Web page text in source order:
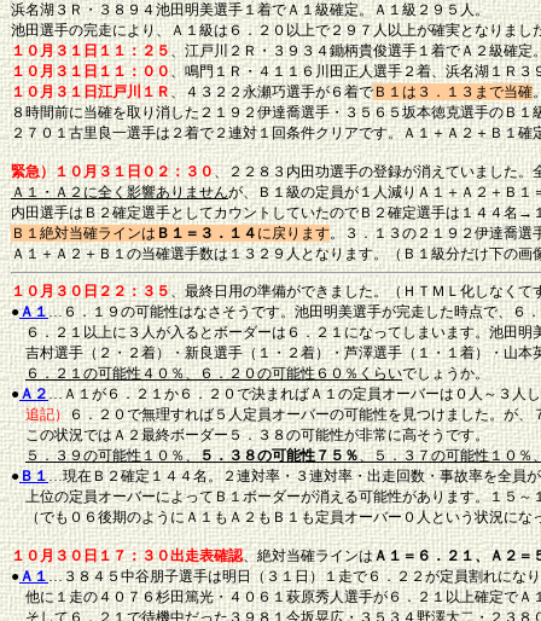
浜名湖３Ｒ・３８９４池田明美選手１着でＡ１級確定。Ａ１級２９５人。
池田選手の完走により、Ａ１級は６．２０以上で２９７人以上が確実となりま
１０月３１日１１：２５、江戸川２Ｒ・３９３４鋤柄貴俊選手１着でＡ２級確定
１０月３１日１１：００、鳴門１Ｒ・４１１６川田正人選手２着、浜名湖１Ｒ
１０月３１日江戸川１Ｒ、４３２２永瀬巧選手が６着で Ｂ１は３．１３まで当確
８時間前に当確を取り消した２１９２伊達喬選手・３５６５坂本徳克選手のＢ１
２７０１古里良一選手は２着で２連対１回条件クリアです。Ａ１＋Ａ２＋Ｂ１確
緊急）１０月３１日０２：３０、２２８３内田功選手の登録が消えていました
Ａ１・Ａ２に全く影響ありませんが、Ｂ１級の定員が１人減りＡ１＋Ａ２＋Ｂ１
内田選手はＢ２確定選手としてカウントしていたのでＢ２確定選手は１４４名→
Ｂ１絶対当確ラインは Ｂ１＝３．１４ に戻ります。３．１３の２１９２伊達喬選
Ａ１＋Ａ２＋Ｂ１の当確選手数は１３２９人となります。（Ｂ１級分だけ下の画
１０月３０日２２：３５、最終日用の準備ができました。（ＨＴＭＬ化しなく
●Ａ１…６．１９の可能性はなさそうです。池田明美選手が完走した時点で、６
６．２１以上に３人が入るとボーダーは６．２１になってしまいます。池田明
吉村選手（２・２着）・新良選手（１・２着）・芦澤選手（１・１着）・山本
６．２１の可能性４０％、６．２０の可能性６０％くらいでしょうか。
●Ａ２ …Ａ１が６．２１か６．２０で決まればＡ１の定員オーバーは０人～３人
追記）６．２０で無理すれば５人定員オーバーの可能性を見つけました。が
この状況ではＡ２最終ボーダー５．３８の可能性が非常に高そうです。
５．３９の可能性１０％、 ５．３８の可能性７５％、５．３７の可能性１０％
●Ｂ１…現在Ｂ２確定１４４名。２連対率・３連対率・出走回数・事故率を全員
上位の定員オーバーによってＢ１ボーダーが消える可能性があります。１５～
（でも０６後期のようにＡ１もＡ２もＢ１も定員オーバー０人という状況に
１０月３０日１７：３０出走表確認、絶対当確ラインはＡ１＝６．２１、Ａ２＝
●Ａ１ …３８４５中谷朋子選手は明日（３１日）１走で６．２２が定員割れにな
他に１走の４０７６杉田篤光・４０６１萩原秀人選手が６．２１以上確定でＡ
そして６．２１で待機中だった３９８１今坂晃広・３５３４野澤大二・２３８